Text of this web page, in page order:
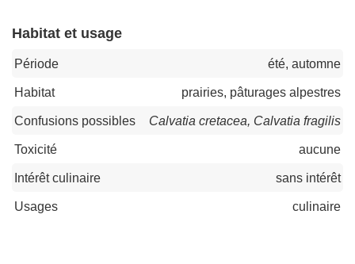
Habitat et usage
Période
été, automne
Habitat
prairies, pâturages alpestres
Confusions possibles
Calvatia cretacea, Calvatia fragilis
Toxicité
aucune
Intérêt culinaire
sans intérêt
Usages
culinaire